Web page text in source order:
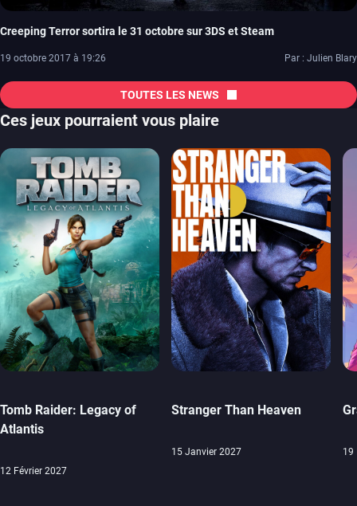
Creeping Terror sortira le 31 octobre sur 3DS et Steam
19 octobre 2017 à 19:26 Par : Julien Blary
TOUTES LES NEWS
Ces jeux pourraient vous plaire
Tomb Raider: Legacy of
Atlantis
12 Février 2027
Stranger Than Heaven
15 Janvier 2027 19